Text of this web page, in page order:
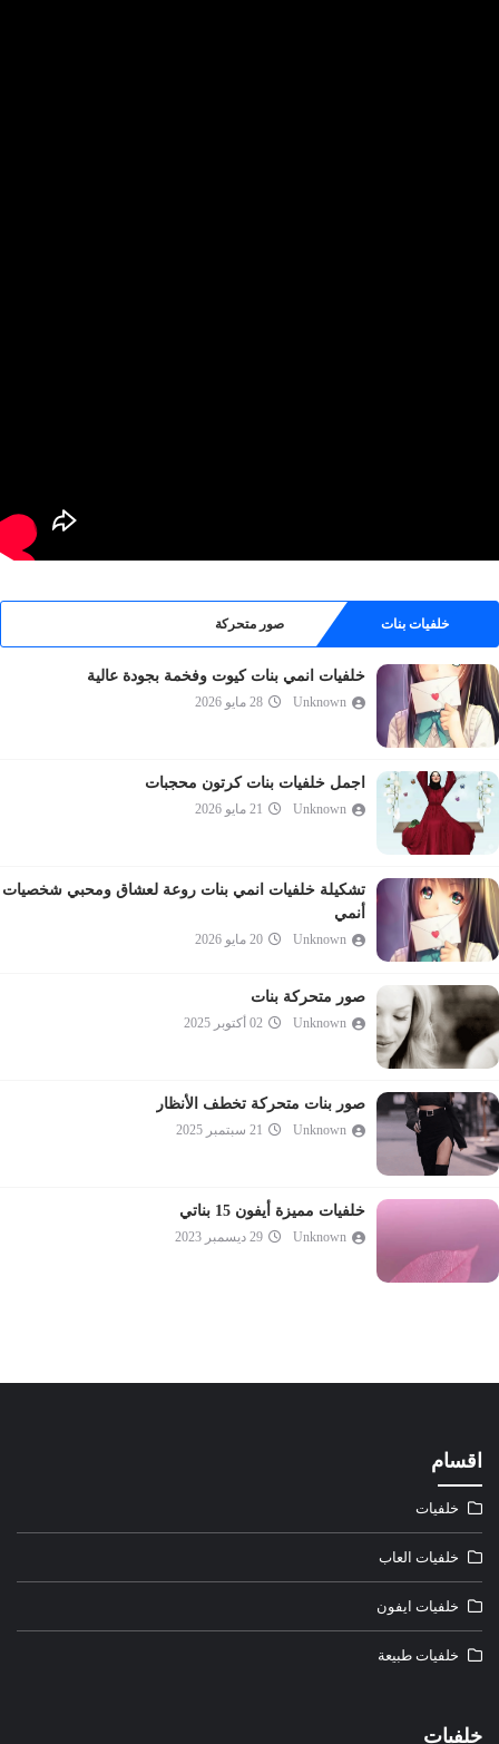
خلفيات بنات صور متحركة
خلفيات انمي بنات كيوت وفخمة بجودة عالية
Unknown 28 مايو 2026
اجمل خلفيات بنات كرتون محجبات
Unknown 21 مايو 2026
تشكيلة خلفيات انمي بنات روعة لعشاق ومحبي شخصيات
أنمي
Unknown 20 مايو 2026
صور متحركة بنات
Unknown 02 أكتوبر 2025
صور بنات متحركة تخطف الأنظار
Unknown 21 سبتمبر 2025
خلفيات مميزة أيفون 15 بناتي
Unknown 29 ديسمبر 2023
اقسام
خلفيات
خلفيات العاب
خلفيات ايفون
خلفيات طبيعة
خلفيات